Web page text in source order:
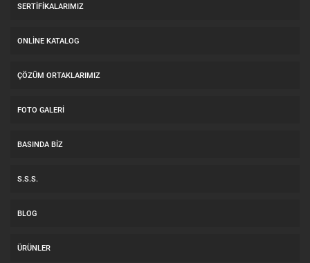
SERTIFIKALARIMIZ
ONLINE KATALOG
ÇÖZÜM ORTAKLARIMIZ
FOTO GALERI
BASINDA BIZ
S.S.S.
BLOG
ÜRÜNLER